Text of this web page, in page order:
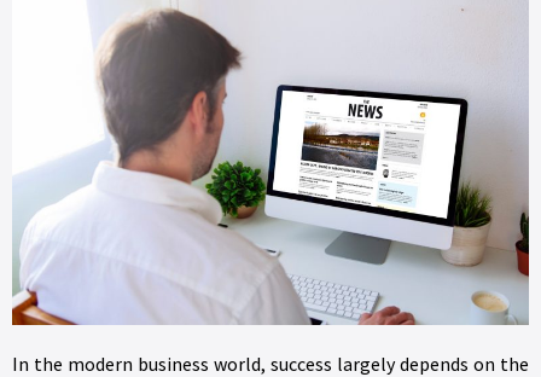
In the modern business world, success largely depends on the